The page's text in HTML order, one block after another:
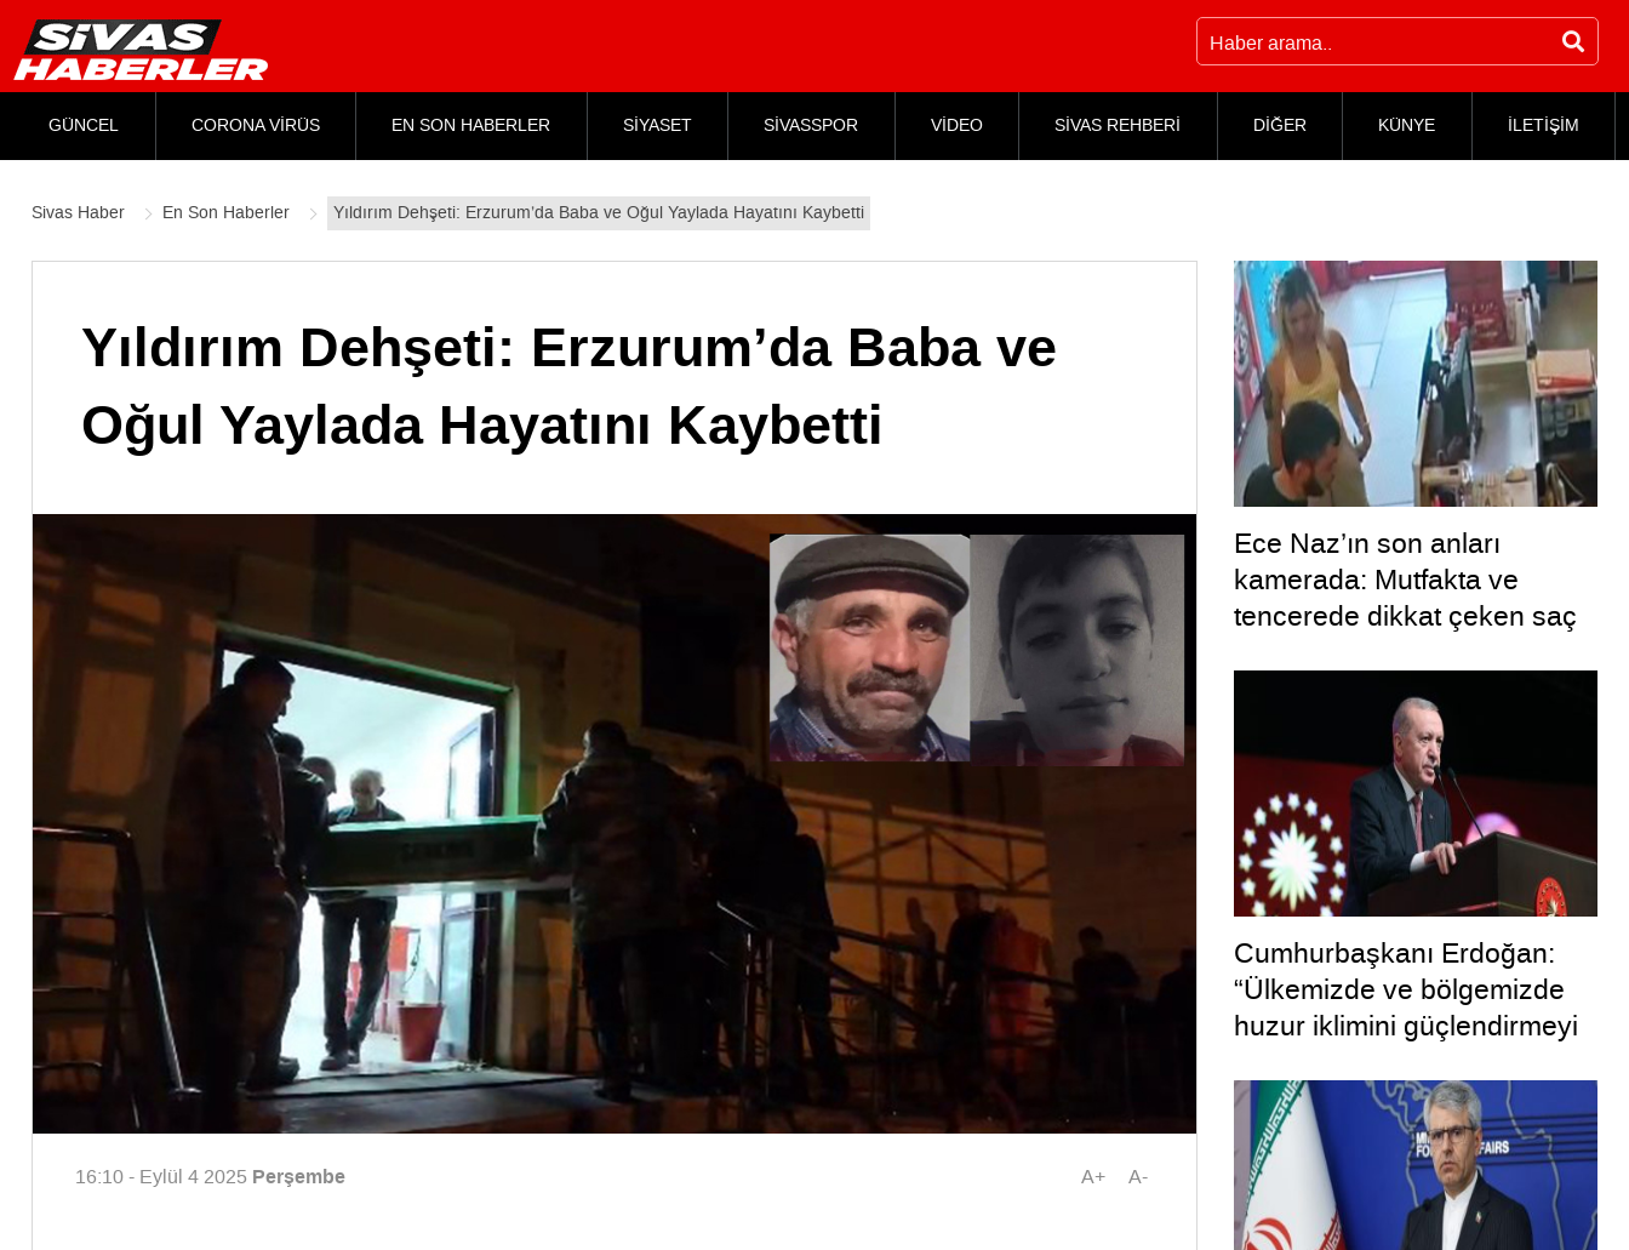
GÜNCEL CORONA VİRÜS EN SON HABERLER SİYASET SİVASSPOR VİDEO SİVAS REHBERİ DİĞER KÜNYE İLETİŞİM
Sivas Haber En Son Haberler Yıldırım Dehşeti: Erzurum’da Baba ve Oğul Yaylada Hayatını Kaybetti
Yıldırım Dehşeti: Erzurum’da Baba ve
Oğul Yaylada Hayatını Kaybetti
16:10 - Eylül 4 2025 Perşembe A+ A-
Ece Naz’ın son anları
kamerada: Mutfakta ve
tencerede dikkat çeken saç
Cumhurbaşkanı Erdoğan:
“Ülkemizde ve bölgemizde
huzur iklimini güçlendirmeyi
hayırlara vesile olmasını
diliyorum”